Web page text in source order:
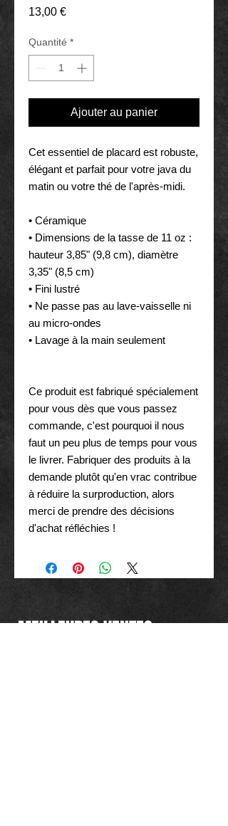
13,00 €Prix
Quantité *
Ajouter au panier
Cet essentiel de placard est robuste,
élégant et parfait pour votre java du
matin ou votre thé de l'après-midi.
• Céramique
• Dimensions de la tasse de 11 oz :
hauteur 3,85" (9,8 cm), diamètre
3,35" (8,5 cm)
• Fini lustré
• Ne passe pas au lave-vaisselle ni
au micro-ondes
• Lavage à la main seulement
Ce produit est fabriqué spécialement
pour vous dès que vous passez
commande, c'est pourquoi il nous
faut un peu plus de temps pour vous
le livrer. Fabriquer des produits à la
demande plutôt qu'en vrac contribue
à réduire la surproduction, alors
merci de prendre des décisions
d'achat réfléchies !
MEILLEURES VENTES..